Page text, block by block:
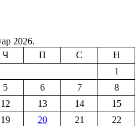
2026.
Ч П С
Н
1
5 6 7
8
12 13 14
15
19 20 21
22